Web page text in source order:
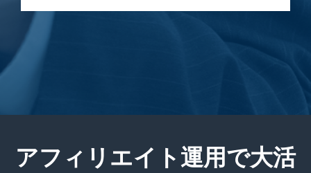
アフィリエイト運用で大活